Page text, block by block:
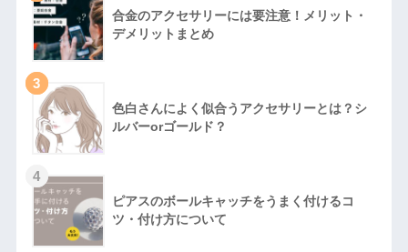
合金のアクセサリーには要注意！メリット・
デメリットまとめ
3
色白さんによく似合うアクセサリーとは？シ
ルバーorゴールド？
4
ピアスのボールキャッチをうまく付けるコ
ツ・付け方について